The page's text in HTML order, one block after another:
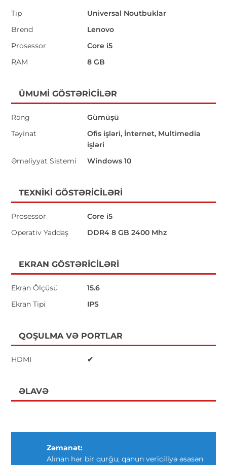
Tip
Universal Noutbuklar
Brend
Lenovo
Prosessor
Core i5
RAM
8 GB
ÜMUMI GÖSTƏRICILƏR
Rəng
Gümüşü
Təyinat
Ofis işləri, İnternet, Multimedia
işləri
Əməliyyat Sistemi
Windows 10
TEXNIKI GÖSTƏRICILƏRI
Prosessor
Core i5
Operativ Yaddaş
DDR4 8 GB 2400 Mhz
EKRAN GÖSTƏRICILƏRI
Ekran Ölçüsü
15.6
Ekran Tipi
IPS
QOŞULMA VƏ PORTLAR
HDMI ✔
ƏLAVƏ
Zəmanət:
Alınan hər bir qurğu, qanun vericiliyə əsasən